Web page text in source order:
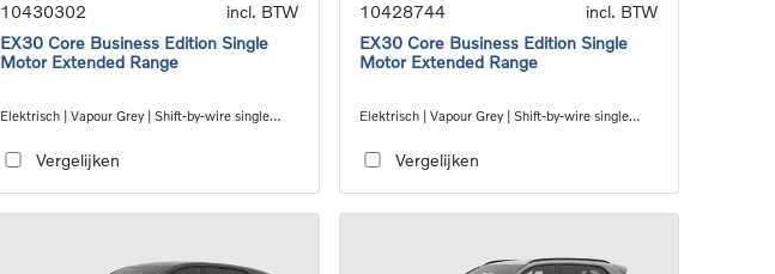
10430302
incl. BTW
EX30 Core Business Edition Single
Motor Extended Range
Elektrisch | Vapour Grey | Shift-by-wire single
Vergelijken
10428744
incl. BTW
EX30 Core Business Edition Single
Motor Extended Range
Elektrisch | Vapour Grey | Shift-by-wire single
Vergelijken